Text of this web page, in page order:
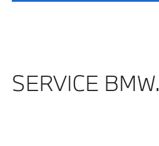
SERVICE BMW.